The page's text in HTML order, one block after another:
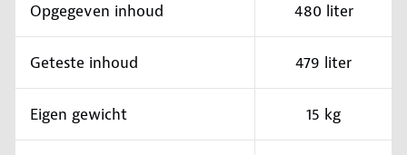
Opgegeven inhoud 480 liter
Geteste inhoud 479 liter
Eigen gewicht 15 kg